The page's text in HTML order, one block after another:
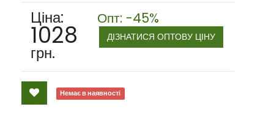
Ціна:
1028
грн.
Опт: -45%
ДІЗНАТИСЯ ОПТОВУ ЦІНУ
Немає в наявності